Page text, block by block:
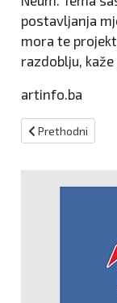
postavljanja
mora te
razdoblju,
artinfo.ba
Prethodni
Prethodni